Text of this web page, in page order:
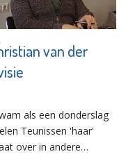
van der
als een donderslag
Teunissen 'haar'
over in andere